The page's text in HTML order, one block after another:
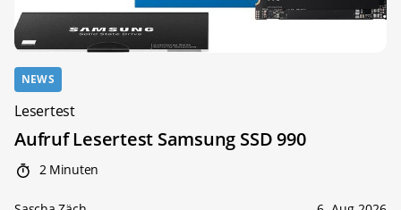
NEWS
Lesertest
Aufruf Lesertest Samsung SSD 990
2 Minuten